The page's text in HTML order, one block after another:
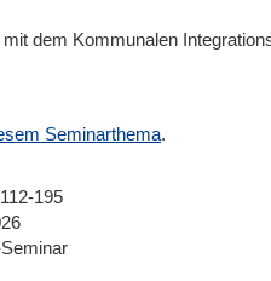
dem Kommunalen
Seminarthema.
195